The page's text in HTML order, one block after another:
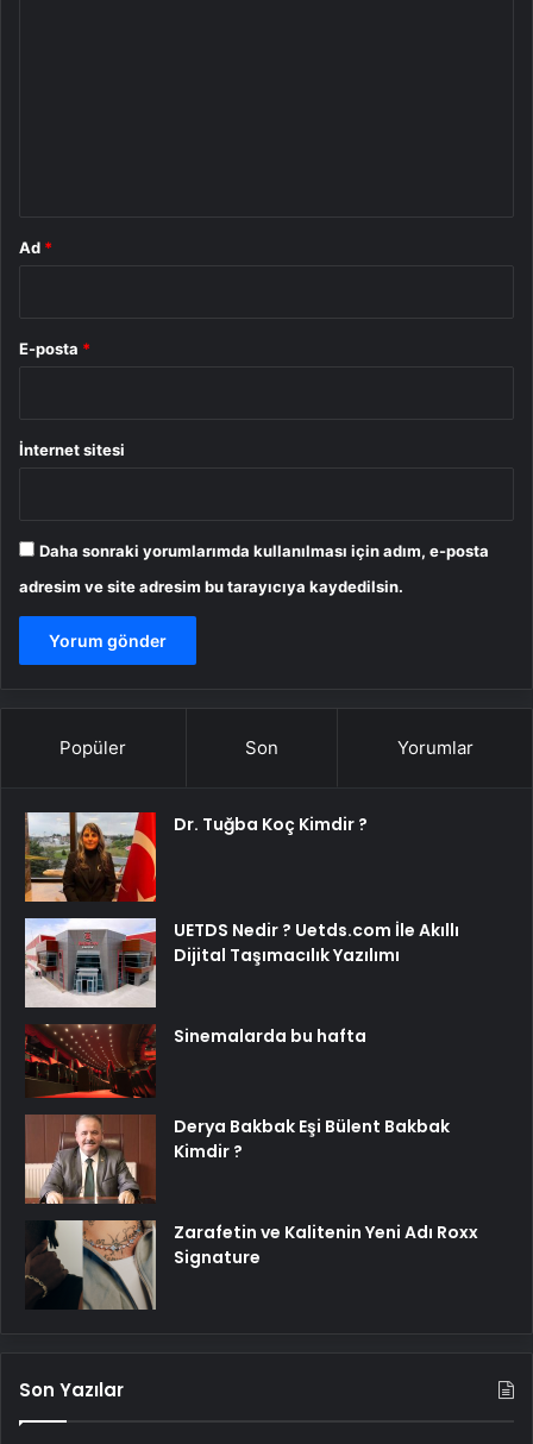
Ad *
E-posta *
İnternet sitesi
Daha sonraki yorumlarımda kullanılması için adım, e-posta
adresim ve site adresim bu tarayıcıya kaydedilsin.
Popüler Son Yorumlar
Dr. Tuğba Koç Kimdir ?
UETDS Nedir ? Uetds.com İle Akıllı
Dijital Taşımacılık Yazılımı
Sinemalarda bu hafta
Derya Bakbak Eşi Bülent Bakbak
Kimdir ?
Zarafetin ve Kalitenin Yeni Adı Roxx
Signature
Son Yazılar